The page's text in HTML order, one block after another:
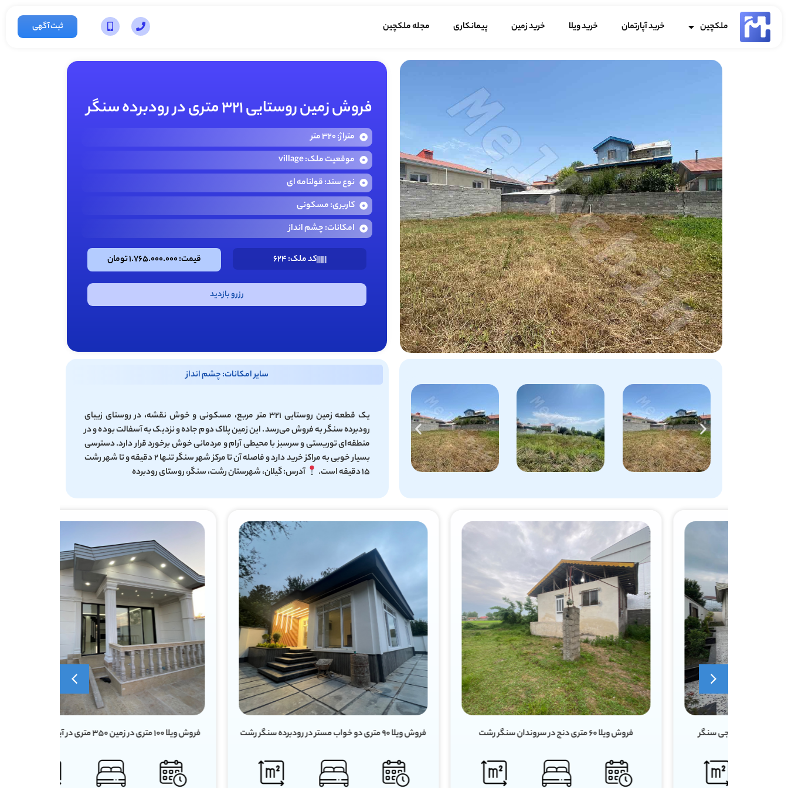
ملکچین خرید آپارتمان خرید ویلا خرید زمین پیمانکاری مجله ملکچین ثبت آگهی
فروش زمین روستایی ۳۲۱ متری در رودبرده سنگر
متراژ: 320 متر
موقعیت ملک: village
نوع سند: قولنامه ای
کاربری: مسکونی
امکانات: چشم انداز
کد ملک: 624 قیمت: 1.765.000.000 تومان
رزرو بازدید
سایر امکانات: چشم انداز
یک قطعه زمین روستایی ۳۲۱ متر مربع، مسکونی و خوش نقشه، در روستای زیبای
رودبرده سنگر به فروش می‌رسد. این زمین پلاک دوم جاده و نزدیک به آسفالت بوده و در
منطقه‌ای توریستی و سرسبز با محیطی آرام و مردمانی خوش برخورد قرار دارد. دسترسی
بسیار خوبی به مراکز خرید دارد و فاصله آن تا مرکز شهر سنگر تنها ۲ دقیقه و تا شهر رشت
۱۵ دقیقه است.
آدرس: گیلان، شهرستان رشت، سنگر، روستای رودبرده
فروش ویلا ۹۰ متری دو خواب مستر در رودبرده سنگر رشت فروش ویلا ۱۰۰ متری در زمین ۳۵۰ متری در آیینه‌ور سنگر